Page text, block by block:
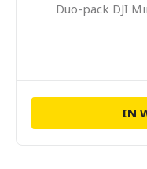
Duo-pack DJI
IN